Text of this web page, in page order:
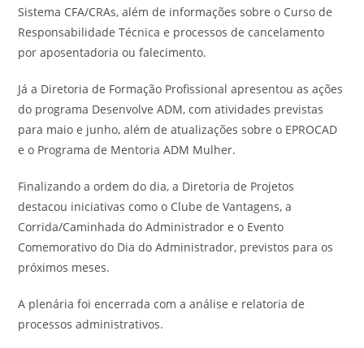
Sistema CFA/CRAs, além de informações sobre o Curso de
Responsabilidade Técnica e processos de cancelamento
por aposentadoria ou falecimento.
Já a Diretoria de Formação Profissional apresentou as ações
do programa Desenvolve ADM, com atividades previstas
para maio e junho, além de atualizações sobre o EPROCAD
e o Programa de Mentoria ADM Mulher.
Finalizando a ordem do dia, a Diretoria de Projetos
destacou iniciativas como o Clube de Vantagens, a
Corrida/Caminhada do Administrador e o Evento
Comemorativo do Dia do Administrador, previstos para os
próximos meses.
A plenária foi encerrada com a análise e relatoria de
processos administrativos.